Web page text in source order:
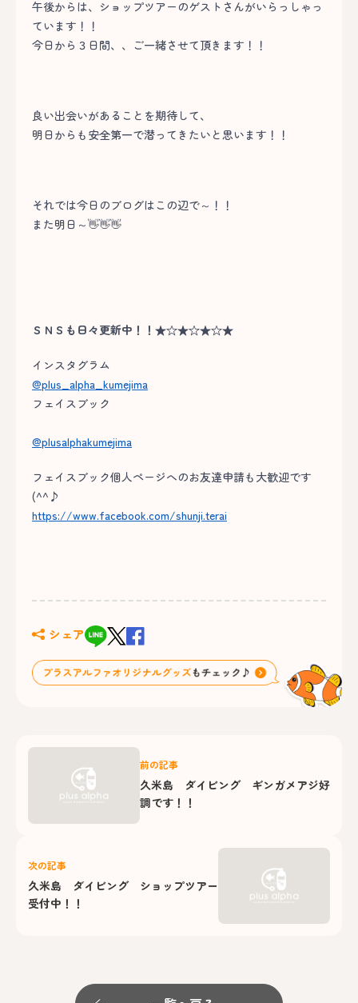
午後からは、ショップツアーのゲストさんがいらっしゃっ
ています！！
今日から３日間、、ご一緒させて頂きます！！
良い出会いがあることを期待して、
明日からも安全第一で潜ってきたいと思います！！
それでは今日のブログはこの辺で～！！
また明日～👋👋👋
ＳＮＳも日々更新中！！★☆★☆★☆★
インスタグラム
@plus_alpha_kumejima
フェイスブック
@plusalphakumejima
フェイスブック個人ページへのお友達申請も大歓迎です
(^^♪
https://www.facebook.com/shunji.terai
シェア
前の記事
久米島 ダイビング ギンガメアジ好
調です！！
次の記事
久米島 ダイビング ショップツアー
受付中！！